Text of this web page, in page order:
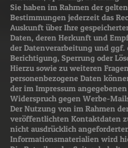
Sie haben im Rahmen der
Bestimmungen jederzeit das
Auskunft über Ihre
Daten, deren Herkunft und
der Datenverarbeitung und ggf.
Berichtigung, Sperrung oder
Hierzu sowie zu weiteren
personenbezogene Daten
der im Impressum
Widerspruch gegen Werbe-
Der Nutzung von im Rahmen
veröffentlichten Kontaktdaten
nicht ausdrücklich
Informationsmaterialien wird